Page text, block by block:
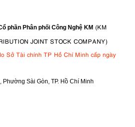
phần Phân phối Công Nghệ KM (KM
JOINT STOCK COMPANY)
Sở Tài chính TP Hồ Chí Minh cấp ngày
Sài Gòn, TP. Hồ Chí Minh